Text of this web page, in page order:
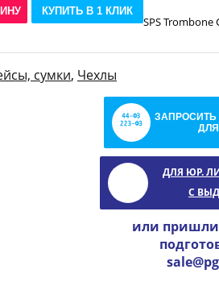
КУПИТЬ В 1 КЛИК
SPS Trombone
сумки, Чехлы
ЗАПРОСИТЬ
ДЛЯ ЮР.
С
или